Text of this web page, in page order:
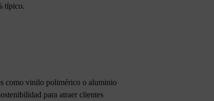
típico.
como vinilo polimérico o aluminio
para atraer clientes